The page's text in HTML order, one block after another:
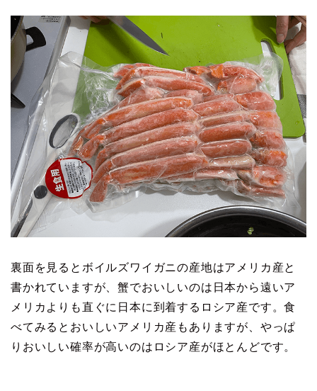
裏面を見るとボイルズワイガニの産地はアメリカ産と
書かれていますが、蟹でおいしいのは日本から遠いア
メリカよりも直ぐに日本に到着するロシア産です。食
べてみるとおいしいアメリカ産もありますが、やっぱ
りおいしい確率が高いのはロシア産がほとんどです。